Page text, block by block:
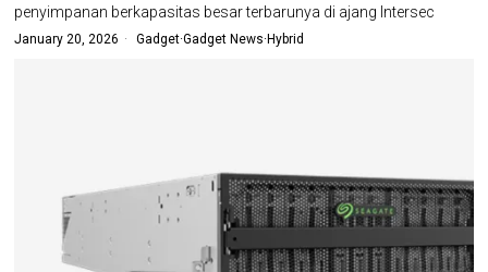
penyimpanan berkapasitas besar terbarunya di ajang Intersec
January 20, 2026 Gadget·Gadget News· Hybrid